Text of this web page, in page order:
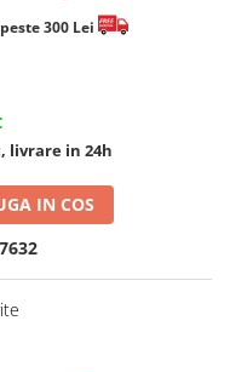
300 Lei
livrare in 24h
IN COS